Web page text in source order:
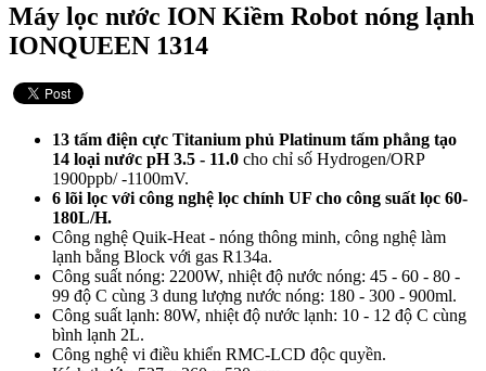
Máy lọc nước ION Kiềm Robot nóng lạnh
IONQUEEN 1314
13 tấm điện cực Titanium phủ Platinum tấm phẳng tạo
14 loại nước pH 3.5 - 11.0 cho chỉ số Hydrogen/ORP
1900ppb/ -1100mV.
6 lõi lọc với công nghệ lọc chính UF cho công suất lọc 60-
180L/H.
Công nghệ Quik-Heat - nóng thông minh, công nghệ làm
lạnh bằng Block với gas R134a.
Công suất nóng: 2200W, nhiệt độ nước nóng: 45 - 60 - 80 -
99 độ C cùng 3 dung lượng nước nóng: 180 - 300 - 900ml.
Công suất lạnh: 80W, nhiệt độ nước lạnh: 10 - 12 độ C cùng
bình lạnh 2L.
Công nghệ vi điều khiển RMC-LCD độc quyền.